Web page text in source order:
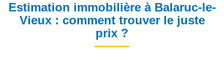
ESTIMER
NOS SERVICES
Estimation immobilière à Balaruc-le-
Vieux : comment trouver le juste
prix ?